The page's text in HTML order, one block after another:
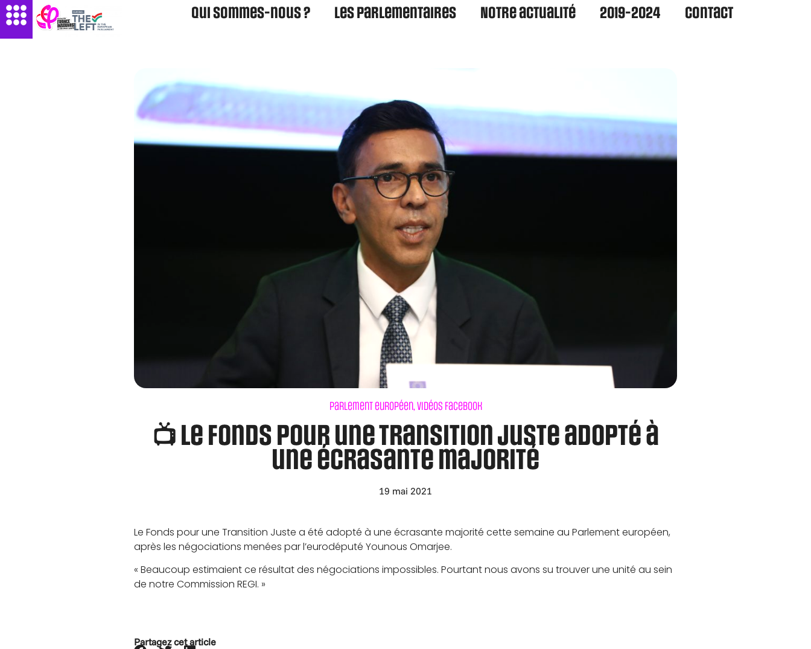
Qui sommes-nous ? Les parlementaires Notre actualité 2019-2024 Contact
Parlement européen,Vidéos Facebook
📺 Le Fonds pour une Transition Juste adopté à
une écrasante majorité
19 mai 2021
Le Fonds pour une Transition Juste a été adopté à une écrasante majorité cette semaine au Parlement européen,
après les négociations menées par l’eurodéputé Younous Omarjee.
« Beaucoup estimaient ce résultat des négociations impossibles. Pourtant nous avons su trouver une unité au sein
de notre Commission REGI. »
Partagez cet article